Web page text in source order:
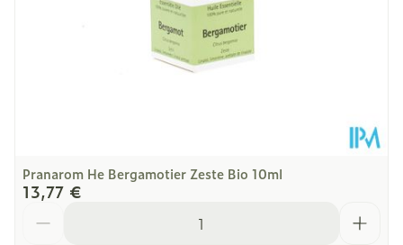
Pranarom He Bergamotier Zeste Bio 10ml
13,77 €